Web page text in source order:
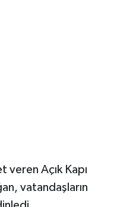
veren Açık Kapı
vatandaşların